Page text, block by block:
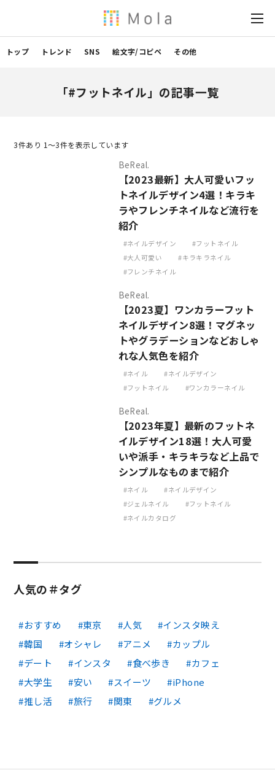
トップ トレンド SNS 絵文字/コピペ その他
「#フットネイル」の記事一覧
3件あり 1〜3件を表示しています
BeReal.
【2023最新】大人可愛いフッ
トネイルデザイン4選！キラキ
ラやフレンチネイルなど流行を
紹介
ネイルデザイン
フットネイル
大人可愛い
キラキラネイル
フレンチネイル
BeReal.
【2023夏】ワンカラーフット
ネイルデザイン8選！マグネッ
トやグラデーションなどおしゃ
れな人気色を紹介
ネイル
ネイルデザイン
フットネイル
ワンカラーネイル
BeReal.
【2023年夏】最新のフットネ
イルデザイン18選！大人可愛
いや派手・キラキラなど上品で
シンプルなものまで紹介
ネイル
ネイルデザイン
ジェルネイル
フットネイル
ネイルカタログ
人気の＃タグ
おすすめ 東京 人気
インスタ映え
韓国
オシャレ アニメ
カップル
デート
インスタ 食べ歩き
カフェ
大学生
安い スイーツ
iPhone
推し活
旅行 関東 グルメ